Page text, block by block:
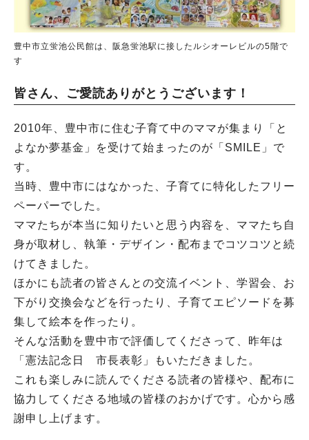
豊中市立蛍池公民館は、阪急蛍池駅に接したルシオーレビルの5階で
す
皆さん、ご愛読ありがとうございます！
2010年、豊中市に住む子育て中のママが集まり「と
よなか夢基金」を受けて始まったのが「SMILE」で
す。
当時、豊中市にはなかった、子育てに特化したフリー
ペーパーでした。
ママたちが本当に知りたいと思う内容を、ママたち自
身が取材し、執筆・デザイン・配布までコツコツと続
けてきました。
ほかにも読者の皆さんとの交流イベント、学習会、お
下がり交換会などを行ったり、子育てエピソードを募
集して絵本を作ったり。
そんな活動を豊中市で評価してくださって、昨年は
「憲法記念日 市長表彰」もいただきました。
これも楽しみに読んでくださる読者の皆様や、配布に
協力してくださる地域の皆様のおかげです。心から感
謝申し上げます。